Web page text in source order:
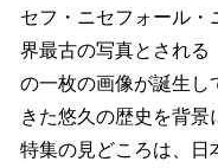
セフ・ニセフォール・
界最古の写真とされる
の一枚の画像が誕生し
きた悠久の歴史を背景
特集の見どころは、日